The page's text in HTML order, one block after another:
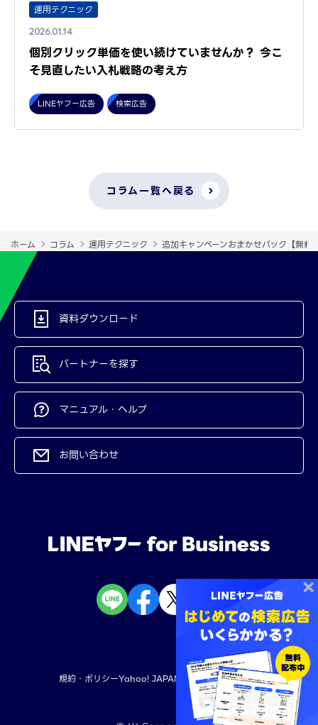
運用テクニック
2026.01.14
個別クリック単価を使い続けていませんか？ 今こ
そ見直したい入札戦略の考え方
LINEヤフー広告 検索広告
コラム一覧へ戻る
ホーム コラム 運用テクニック 追加キャンペーンおまかせパック【無料
資料ダウンロード
パートナーを探す
マニュアル・ヘルプ
お問い合わせ
規約・ポリシーYahoo! JAPAN LINEヤフー株式会社